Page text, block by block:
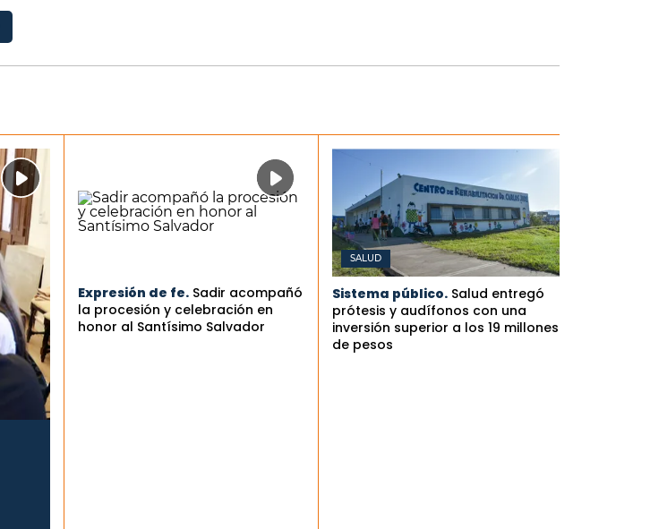
Expresión de fe. Sadir acompañó
la procesión y celebración en
honor al Santísimo Salvador
SALUD
Sistema público. Salud entregó
prótesis y audífonos con una
inversión superior a los 19 millones
de pesos